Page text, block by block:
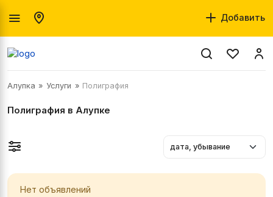
Добавить
Алупка Услуги Полиграфия
Полиграфия в Алупке
Нет объявлений